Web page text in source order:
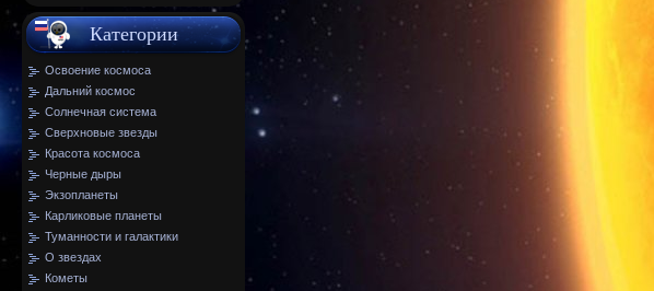
Категории
Освоение космоса
Дальний космос
Солнечная система
Сверхновые звезды
Красота космоса
Черные дыры
Экзопланеты
Карликовые планеты
Туманности и галактики
О звездах
Кометы